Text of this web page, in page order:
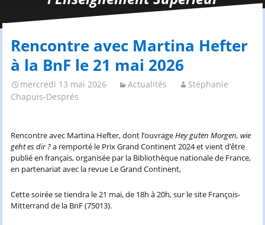
Rencontre avec Martina Hefter
à la BnF le 21 mai 2026
mercredi 13 mai 2026 Actualités
Stéphanie
Chapuis-Després
Rencontre avec Martina Hefter, dont l’ouvrageHey guten Morgen, wie
geht es dir ?a remporté le Prix Grand Continent 2024 et vient d’être
publié en français, organisée par la Bibliothèque nationale de France,
en partenariat avec la revue Le Grand Continent,
Cette soirée se tiendra le 21 mai, de 18h à 20h, sur le site François-
Mitterrand de la BnF (75013).